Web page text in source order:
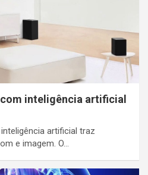
com inteligência artificial
artificial traz
e imagem. O…